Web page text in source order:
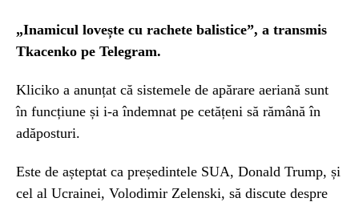
„Inamicul lovește cu rachete balistice”, a transmis
Tkacenko pe Telegram.
Kliciko a anunțat că sistemele de apărare aeriană sunt
în funcțiune și i-a îndemnat pe cetățeni să rămână în
adăposturi.
Este de așteptat ca președintele SUA, Donald Trump, și
cel al Ucrainei, Volodimir Zelenski, să discute despre